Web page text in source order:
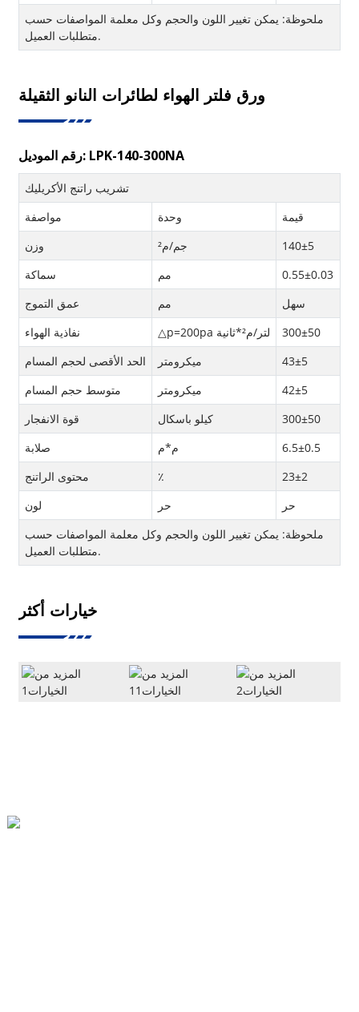
ملحوظة: يمكن تغيير اللون والحجم وكل معلمة المواصفات حسب
متطلبات العميل.
ورق فلتر الهواء لطائرات النانو الثقيلة
رقم الموديل: LPK-140-300NA
تشريب راتنج الأكريليك
مواصفة
وحدة
قيمة
وزن
جم/م²
140±5
سماكة
مم
0.55±0.03
عمق التموج
مم
سهل
نفاذية الهواء
△p=200pa لتر/م²*ثانية
300±50
الحد الأقصى لحجم المسام
ميكرومتر
43±5
متوسط ​​حجم المسام
ميكرومتر
42±5
قوة الانفجار
كيلو باسكال
300±50
صلابة
م*م
6.5±0.5
محتوى الراتنج
٪
23±2
لون
حر
حر
ملحوظة: يمكن تغيير اللون والحجم وكل معلمة المواصفات حسب
متطلبات العميل.
خيارات أكثر